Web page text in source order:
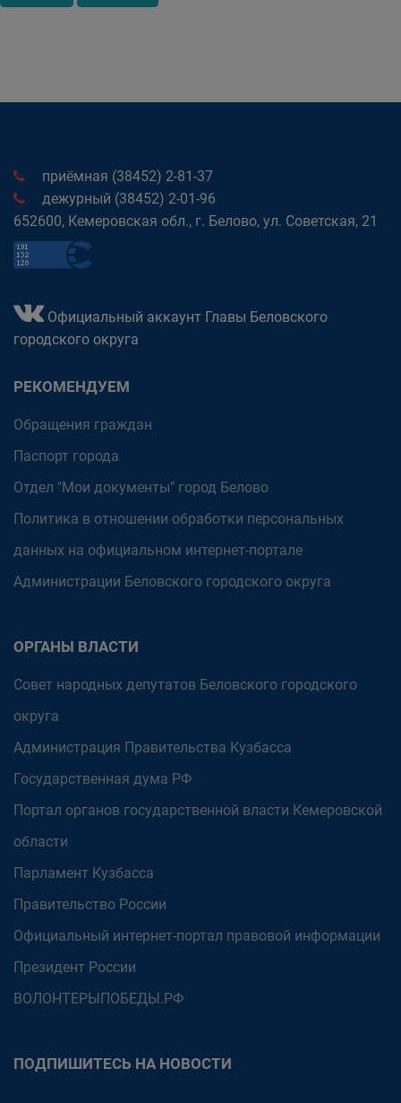
приёмная (38452) 2-81-37
дежурный (38452) 2-01-96
652600, Кемеровская обл., г. Белово, ул. Советская, 21
Официальный аккаунт Главы Беловского
городского округа
РЕКОМЕНДУЕМ
Обращения граждан
Паспорт города
Отдел "Мои документы" город Белово
Политика в отношении обработки персональных
данных на официальном интернет-портале
Администрации Беловского городского округа
ОРГАНЫ ВЛАСТИ
Совет народных депутатов Беловского городского
округа
Администрация Правительства Кузбасса
Государственная дума РФ
Портал органов государственной власти Кемеровской
области
Парламент Кузбасса
Правительство России
Официальный интернет-портал правовой информации
Президент России
ВОЛОНТЕРЫПОБЕДЫ.РФ
ПОДПИШИТЕСЬ НА НОВОСТИ